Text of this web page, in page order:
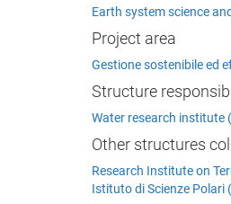
Earth system science
Project area
Gestione sostenibile ed
Structure
Water research institute
Other structures
Research Institute on
Istituto di Scienze Polari